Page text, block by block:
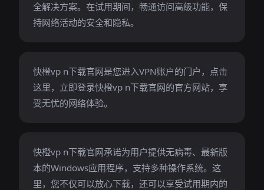
全解决方案。在试用期间，畅通访问高级功能，保
持网络活动的安全和隐私。
快橙vp n下载官网是您进入VPN账户的门户，点击
这里，立即登录快橙vp n下载官网的官方网站，享
受无忧的网络体验。
快橙vp n下载官网承诺为用户提供无病毒、最新版
本的Windows应用程序，支持多种操作系统。这
里，您不仅可以放心下载，还可以享受试用期内的